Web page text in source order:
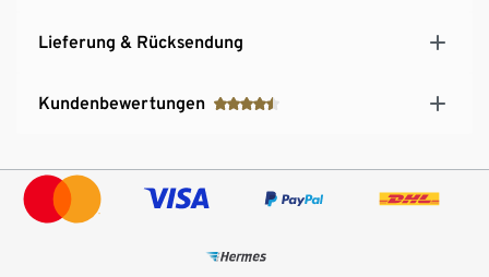
Lieferung & Rücksendung
Kundenbewertungen